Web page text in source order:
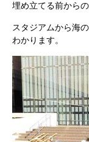
埋め立てる前から
スタジアムから海
わかります。